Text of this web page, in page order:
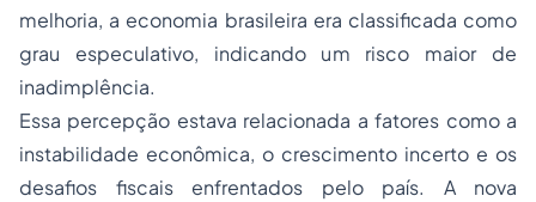
melhoria, a economia brasileira era classificada como
grau especulativo, indicando um risco maior de
inadimplência.
Essa percepção estava relacionada a fatores como a
instabilidade econômica, o crescimento incerto e os
desafios fiscais enfrentados pelo país. A nova